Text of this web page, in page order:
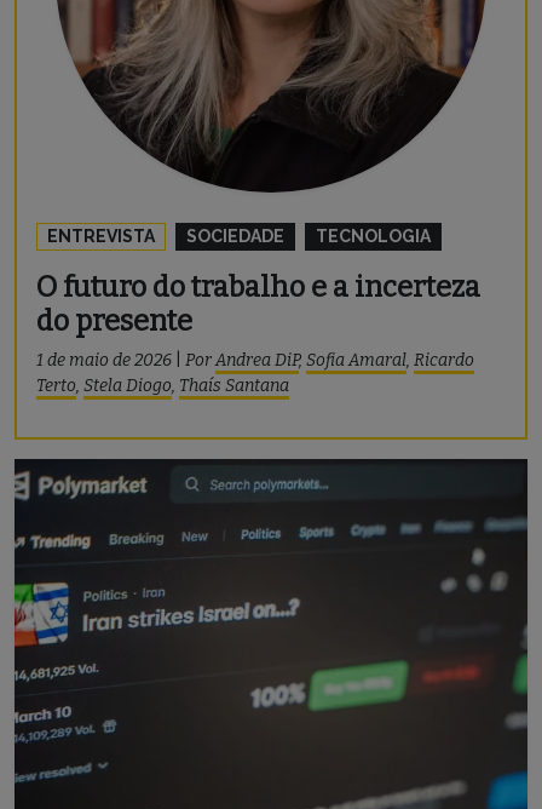
ENTREVISTA SOCIEDADE TECNOLOGIA
O futuro do trabalho e a incerteza
do presente
1 de maio de 2026 PorAndrea DiP, Sofia Amaral, Ricardo
Terto, Stela Diogo, Thaís Santana